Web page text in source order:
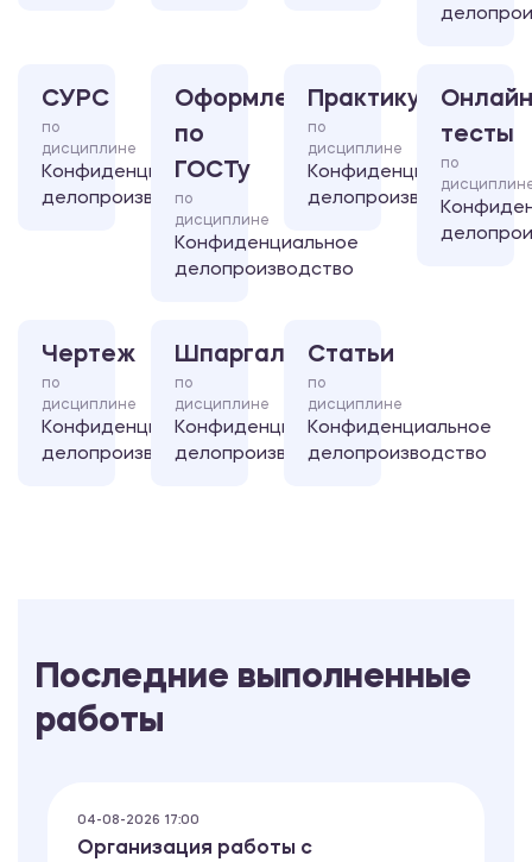
СУРС
по
дисциплине
Конфиденциальное
делопроизводство
Оформление
по
ГОСТу
по
дисциплине
Конфиденциальное
делопроизводство
Практикум
по
дисциплине
Конфиденциальное
делопроизводство
тесты
по
Чертеж
по
дисциплине
Конфиденциальное
делопроизводство
Шпаргалка
по
дисциплине
Конфиденциальное
делопроизводство
Статьи
по
дисциплине
Конфиденциальное
делопроизводство
Последние выполненные
работы
04-08-2026 17:00
Организация работы с